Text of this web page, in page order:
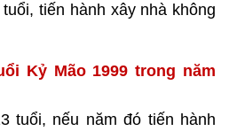
tiến hành xây nhà không
Kỷ Mão 1999 trong năm
tuổi, nếu năm đó tiến hành